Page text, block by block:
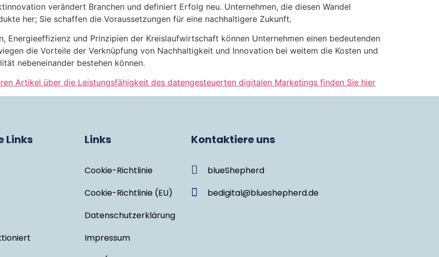
verändert Branchen und definiert Erfolg neu. Unternehmen, die diesen Wandel
her; Sie schaffen die Voraussetzungen für eine nachhaltigere Zukunft.
Energieeffizienz und Prinzipien der Kreislaufwirtschaft können Unternehmen einen bedeutenden
die Vorteile der Verknüpfung von Nachhaltigkeit und Innovation bei weitem die Kosten und
nebeneinander bestehen können.
Artikel über die Leistungsfähigkeit des datengesteuerten digitalen Marketings finden Sie hier
Links Links
Cookie-Richtlinie
Cookie-Richtlinie (EU)
Datenschutzerklärung
Impressum
Kontaktiere uns
blueShepherd
bedigital@blueshepherd.de